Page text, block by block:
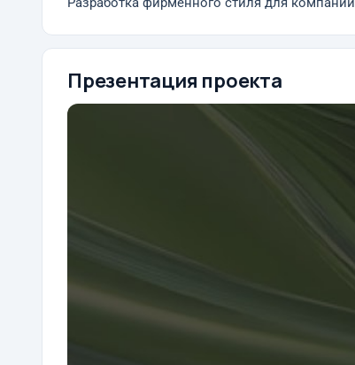
Разработка фирменного стиля для компании
Презентация проекта